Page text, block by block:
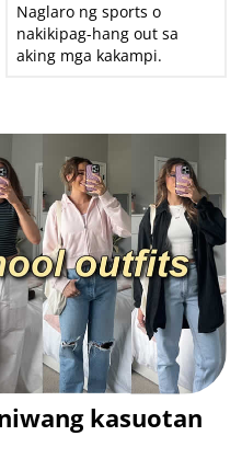
Naglaro ng sports o
nakikipag-hang out sa
aking mga kakampi.
kasuotan